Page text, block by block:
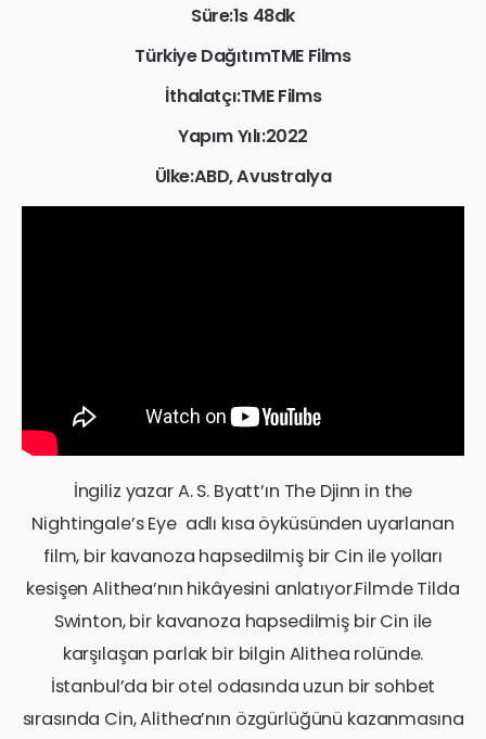
Süre:1s 48dk
Türkiye DağıtımTME Films
İthalatçı:TME Films
Yapım Yılı:2022
Ülke:ABD, Avustralya
İngiliz yazar A. S. Byatt’ın The Djinn in the
Nightingale’s Eye adlı kısa öyküsünden uyarlanan
film, bir kavanoza hapsedilmiş bir Cin ile yolları
kesişen Alithea’nın hikâyesini anlatıyor.Filmde Tilda
Swinton, bir kavanoza hapsedilmiş bir Cin ile
karşılaşan parlak bir bilgin Alithea rolünde.
İstanbul’da bir otel odasında uzun bir sohbet
sırasında Cin, Alithea’nın özgürlüğünü kazanmasına